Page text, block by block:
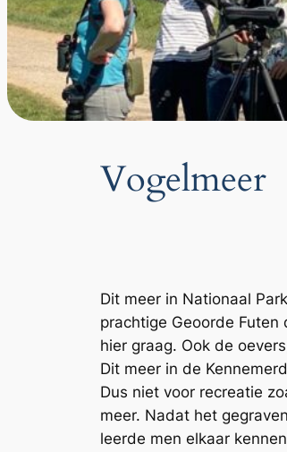
Vogelmeer
Dit meer in Nationaal
prachtige Geoorde
hier graag. Ook de
Dit meer in de
Dus niet voor recreatie
meer. Nadat het
leerde men elkaar